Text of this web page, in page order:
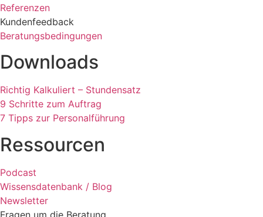
Referenzen
Kundenfeedback
Beratungsbedingungen
Downloads
Richtig Kalkuliert – Stundensatz
9 Schritte zum Auftrag
7 Tipps zur Personalführung
Ressourcen
Podcast
Wissensdatenbank / Blog
Newsletter
Fragen um die Beratung